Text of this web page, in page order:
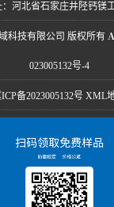
河北省石家庄井陉钙镁
科技有限公司 版权所有
023005132号-4
备2023005132号 XML